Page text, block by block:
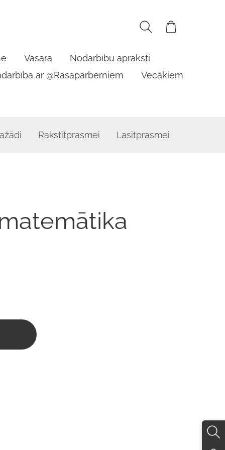
Vasara
Nodarbību apraksti
ar @Rasaparberniem
Vecākiem
Rakstītprasmei Lasītprasmei